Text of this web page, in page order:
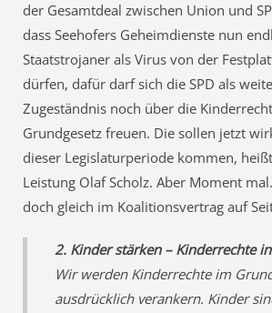
der Gesamtdeal zwischen Union und
dass Seehofers Geheimdienste nun
Staatstrojaner als Virus von der
dürfen, dafür darf sich die SPD als
Zugeständnis noch über die
Grundgesetz freuen. Die sollen jetzt
dieser Legislaturperiode kommen,
Leistung Olaf Scholz. Aber Moment
doch gleich im Koalitionsvertrag auf
2. Kinder stärken – Kinderrechte
Wir werden Kinderrechte im
ausdrücklich verankern. Kinder